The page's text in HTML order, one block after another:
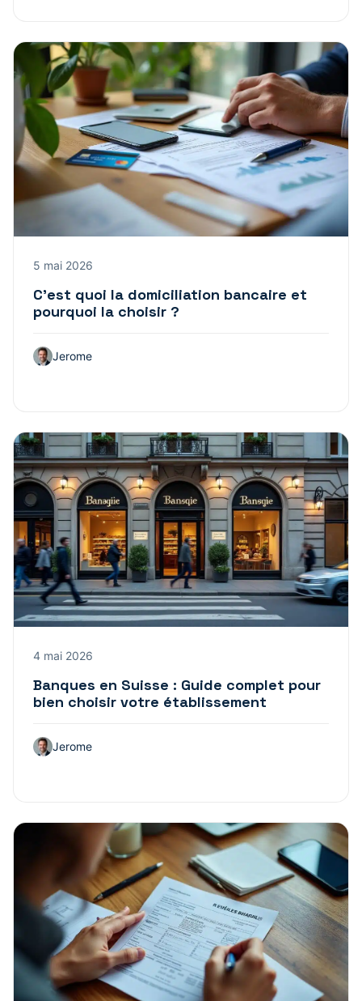
5 mai 2026
C’est quoi la domiciliation bancaire et
pourquoi la choisir ?
Jerome
4 mai 2026
Banques en Suisse : Guide complet pour
bien choisir votre établissement
Jerome